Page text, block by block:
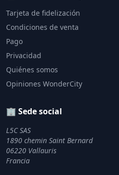
Tarjeta de fidelización
Condiciones de venta
Pago
Privacidad
Quiénes somos
Opiniones WonderCity
🏢 Sede social
L5C SAS
1890 chemin Saint Bernard
06220 Vallauris
Francia